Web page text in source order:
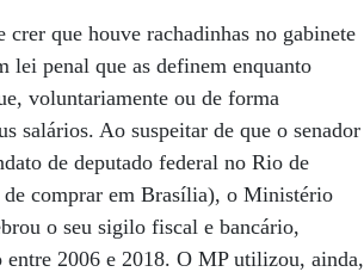
crer que houve rachadinhas no gabinete
lei penal que as definem enquanto
voluntariamente ou de forma
salários. Ao suspeitar de que o senador
de deputado federal no Rio de
de comprar em Brasília), o Ministério
o seu sigilo fiscal e bancário,
entre 2006 e 2018. O MP utilizou, ainda,